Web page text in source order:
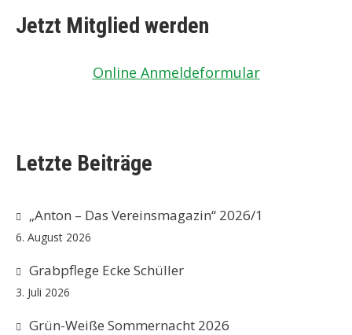
Jetzt Mitglied werden
Online Anmeldeformular
Letzte Beiträge
„Anton – Das Vereinsmagazin“ 2026/1
6. August 2026
Grabpflege Ecke Schüller
3. Juli 2026
Grün-Weiße Sommernacht 2026